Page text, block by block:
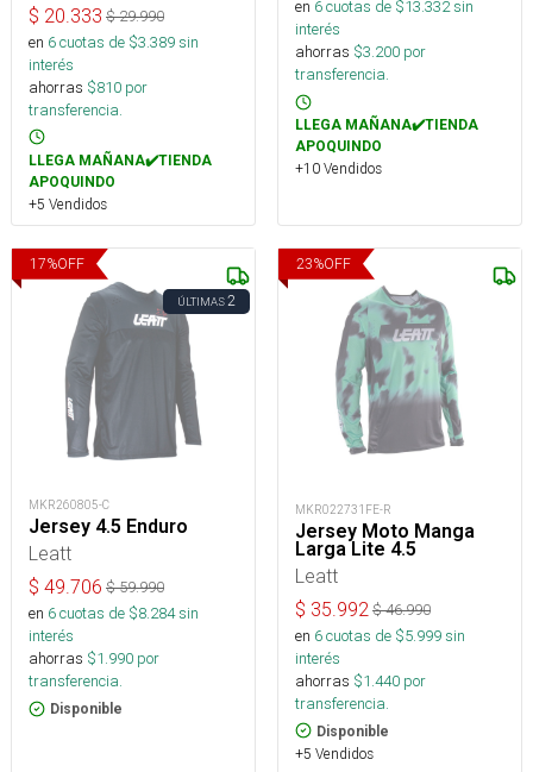
$ 20.333 $29.990
en 6cuotas de $3.389sin
interés
ahorras $810 por
transferencia.
LLEGA MAÑANA✔️TIENDA
APOQUINDO
+5 Vendidos
en 6cuotas de $13.332sin
interés
ahorras $3.200 por
transferencia.
LLEGA MAÑANA✔️TIENDA
APOQUINDO
+10 Vendidos
17%OFF
ÚLTIMAS2
MKR260805-C
Jersey 4.5 Enduro
Leatt
$ 49.706 $59.990
en 6cuotas de $8.284sin
interés
ahorras $1.990 por
transferencia.
Disponible
23%OFF
MKR022731FE-R
Jersey Moto Manga
Larga Lite 4.5
Leatt
$ 35.992 $46.990
en 6cuotas de $5.999sin
interés
ahorras $1.440 por
transferencia.
Disponible
+5 Vendidos